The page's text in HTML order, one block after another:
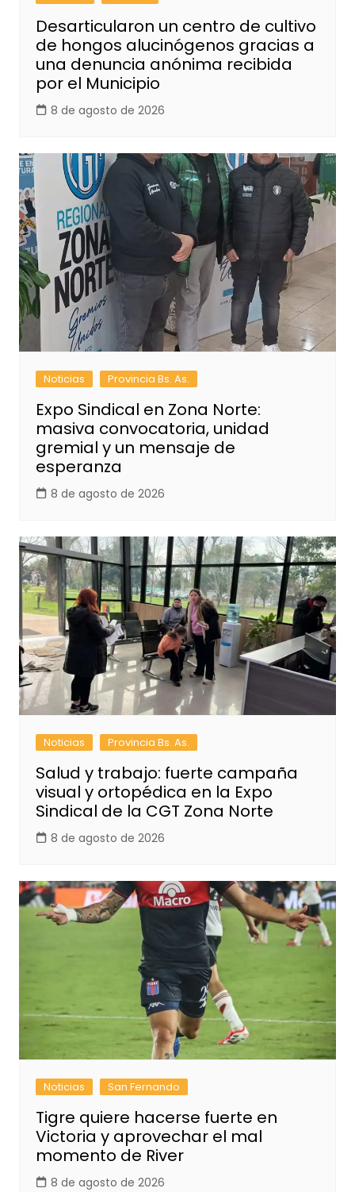
Desarticularon un centro de cultivo
de hongos alucinógenos gracias a
una denuncia anónima recibida
por el Municipio
8 de agosto de 2026
Noticias Provincia Bs. As.
Expo Sindical en Zona Norte:
masiva convocatoria, unidad
gremial y un mensaje de
esperanza
8 de agosto de 2026
Noticias Provincia Bs. As.
Salud y trabajo: fuerte campaña
visual y ortopédica en la Expo
Sindical de la CGT Zona Norte
8 de agosto de 2026
Noticias San Fernando
Tigre quiere hacerse fuerte en
Victoria y aprovechar el mal
momento de River
8 de agosto de 2026